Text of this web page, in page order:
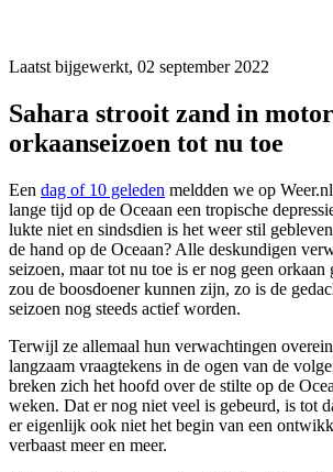
Laatst bijgewerkt, 02 september 2022
Sahara strooit zand in motor
orkaanseizoen tot nu toe
Een dag of 10 geleden meldden we op
lange tijd op de Oceaan een tropische
lukte niet en sindsdien is het weer stil
de hand op de Oceaan? Alle deskundigen
seizoen, maar tot nu toe is er nog geen orkaan
zou de boosdoener kunnen zijn, zo is de
seizoen nog steeds actief worden.
Terwijl ze allemaal hun verwachtingen
langzaam vraagtekens in de ogen van de
breken zich het hoofd over de stilte op de
weken. Dat er nog niet veel is gebeurd, is tot
er eigenlijk ook niet het begin van een
verbaast meer en meer.